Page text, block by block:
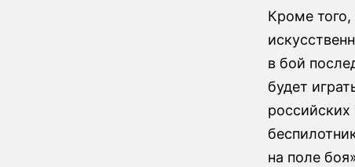
Кроме
в бой
будет
российских
на поле